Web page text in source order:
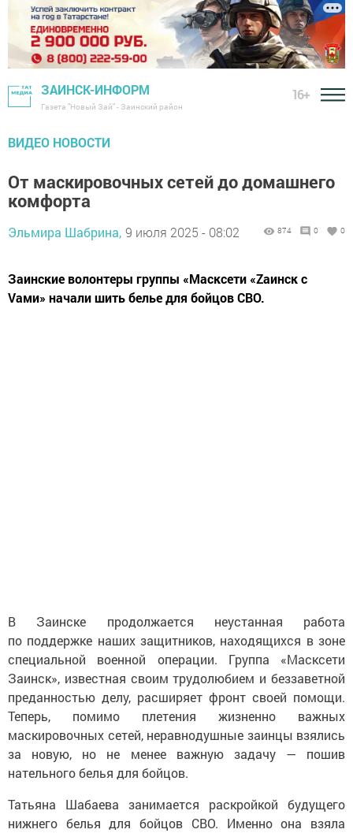
ЗАИНСК-ИНФОРМ
Газета "Новый Зай" - Заинский район
16+
ВИДЕО НОВОСТИ
От маскировочных сетей до домашнего
комфорта
Эльмира Шабрина, 9 июля 2025 - 08:02 874 0 0
Заинские волонтеры группы «Масксети «Zаинск с
Vами» начали шить белье для бойцов СВО.
В Заинске продолжается неустанная работа
по поддержке наших защитников, находящихся в зоне
специальной военной операции. Группа «Масксети
Заинск», известная своим трудолюбием и беззаветной
преданностью делу, расширяет фронт своей помощи.
Теперь, помимо плетения жизненно важных
маскировочных сетей, неравнодушные заинцы взялись
за новую, но не менее важную задачу — пошив
нательного белья для бойцов.
Татьяна Шабаева занимается раскройкой будущего
нижнего белья для бойцов СВО. Именно она взяла